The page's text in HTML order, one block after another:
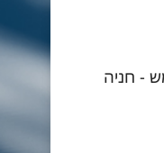
- חניה